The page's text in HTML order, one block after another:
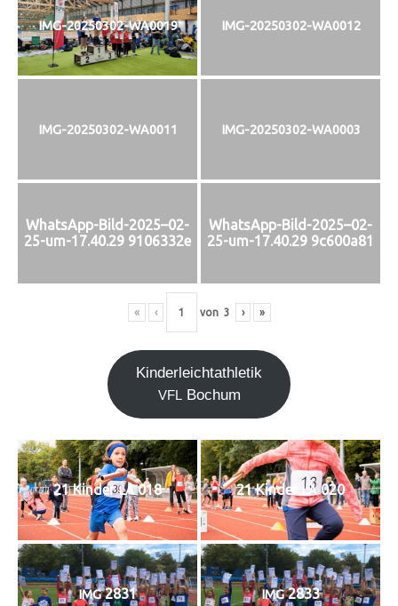
IMG-20250302-WA0019 IMG-20250302-WA0012
IMG-20250302-WA0011 IMG-20250302-WA0003
WhatsApp-Bild-2025–02-
25-um-17.40.29 9106332e
WhatsApp-Bild-2025–02-
25-um-17.40.29 9c600a81
« ‹ von 3 › »
Kin­der­leicht­ath­le­tik
VFLBochum
21 Kin­derLA018 21 Kin­der LA 020
IMG2831 IMG2833